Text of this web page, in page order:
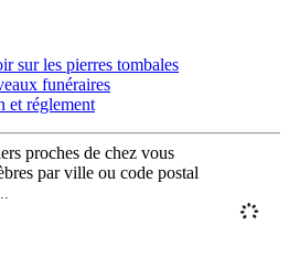
sur les pierres tombales
funéraires
et réglement
proches de chez vous
par ville ou code postal